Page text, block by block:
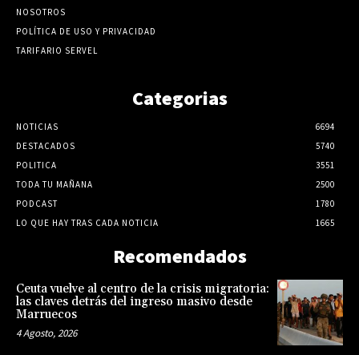
NOSOTROS
POLÍTICA DE USO Y PRIVACIDAD
TARIFARIO SERVEL
Categorias
NOTICIAS
6694
DESTACADOS
5740
POLITICA
3551
TODA TU MAÑANA
2500
PODCAST
1780
LO QUE HAY TRAS CADA NOTICIA
1665
Recomendados
Ceuta vuelve al centro de la crisis migratoria:
las claves detrás del ingreso masivo desde
Marruecos
4 Agosto, 2026